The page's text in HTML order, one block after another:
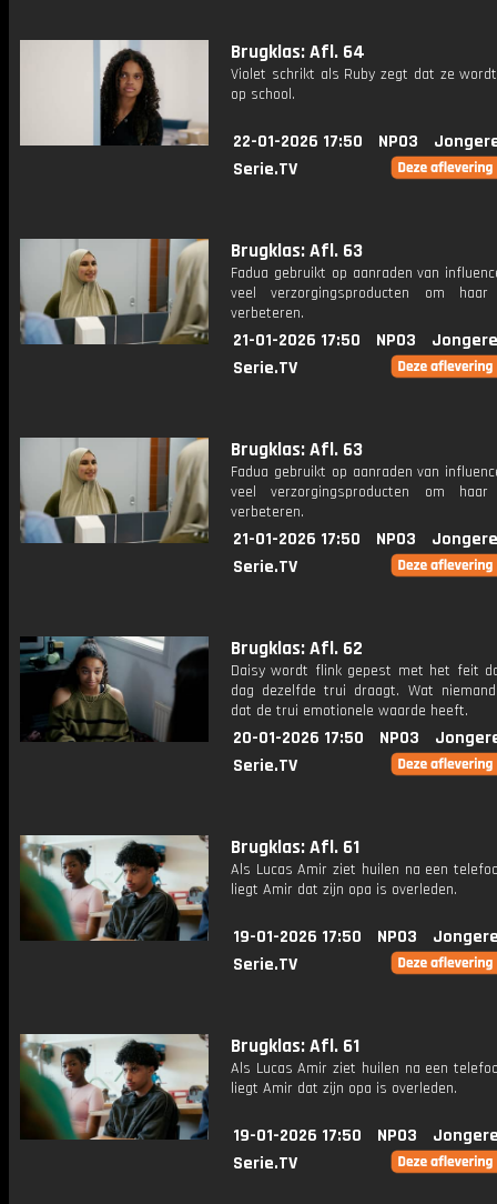
Brugklas: Afl. 64
Violet schrikt als Ruby zegt dat ze
op school.
22-01-2026 17:50 NPO3
Serie.TV
Brugklas: Afl. 63
Fadua gebruikt op aanraden van
veel verzorgingsproducten om
verbeteren.
21-01-2026 17:50 NPO3
Serie.TV
Brugklas: Afl. 63
Fadua gebruikt op aanraden van
veel verzorgingsproducten om
verbeteren.
21-01-2026 17:50 NPO3
Serie.TV
Brugklas: Afl. 62
Daisy wordt flink gepest met het feit
dag dezelfde trui draagt. Wat
dat de trui emotionele waarde heeft.
20-01-2026 17:50 NPO3
Serie.TV
Brugklas: Afl. 61
Als Lucas Amir ziet huilen na een
liegt Amir dat zijn opa is overleden.
19-01-2026 17:50 NPO3
Serie.TV
Brugklas: Afl. 61
Als Lucas Amir ziet huilen na een
liegt Amir dat zijn opa is overleden.
19-01-2026 17:50 NPO3
Serie.TV